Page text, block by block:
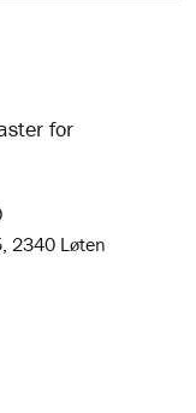
for
2340 Løten